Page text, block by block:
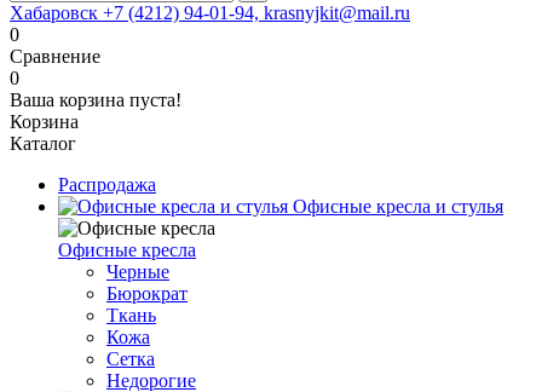
Хабаровск +7 (4212) 94-01-94, krasnyjkit@mail.ru
0
Сравнение
0
Ваша корзина пуста!
Корзина
Каталог
Распродажа
Офисные кресла и стулья
Офисные кресла
Черные
Бюрократ
Ткань
Кожа
Сетка
Недорогие